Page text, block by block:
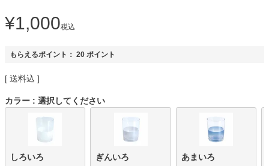
¥1,000税込
もらえるポイント： 20 ポイント
送料込
カラー 選択してください
しろいろ ぎんいろ あまいろ